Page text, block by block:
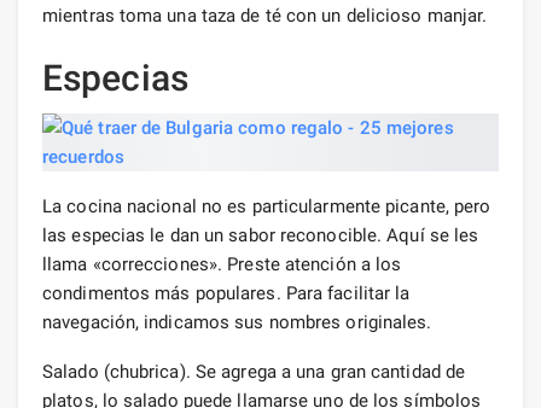
mientras toma una taza de té con un delicioso manjar.
Especias
La cocina nacional no es particularmente picante, pero
las especias le dan un sabor reconocible. Aquí se les
llama «correcciones». Preste atención a los
condimentos más populares. Para facilitar la
navegación, indicamos sus nombres originales.
Salado (chubrica). Se agrega a una gran cantidad de
platos, lo salado puede llamarse uno de los símbolos